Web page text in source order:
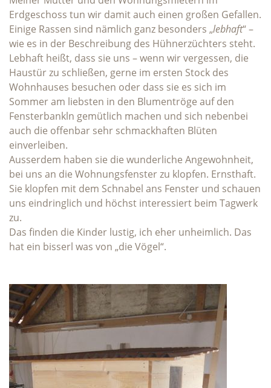
Erdgeschoss tun wir damit auch einen großen Gefallen.
Einige Rassen sind nämlich ganz besonders „lebhaft“ –
wie es in der Beschreibung des Hühnerzüchters steht.
Lebhaft heißt, dass sie uns – wenn wir vergessen, die
Haustür zu schließen, gerne im ersten Stock des
Wohnhauses besuchen oder dass sie es sich im
Sommer am liebsten in den Blumentröge auf den
Fensterbankln gemütlich machen und sich nebenbei
auch die offenbar sehr schmackhaften Blüten
einverleiben.
Ausserdem haben sie die wunderliche Angewohnheit,
bei uns an die Wohnungsfenster zu klopfen. Ernsthaft.
Sie klopfen mit dem Schnabel ans Fenster und schauen
uns eindringlich und höchst interessiert beim Tagwerk
zu.
Das finden die Kinder lustig, ich eher unheimlich. Das
hat ein bisserl was von „die Vögel“.